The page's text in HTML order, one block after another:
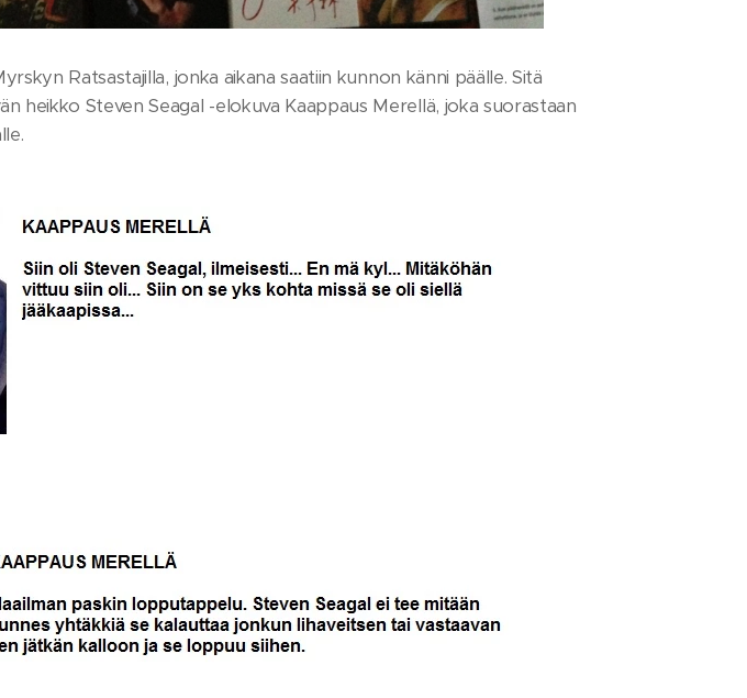
Ratsastajilla, jonka aikana saatiin kunnon känni päälle. Sitä
heikko Steven Seagal -elokuva Kaappaus Merellä, joka suorastaan